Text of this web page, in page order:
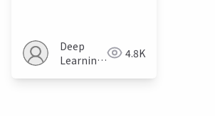
Large Language
Model
Deep
Learning
4.8K